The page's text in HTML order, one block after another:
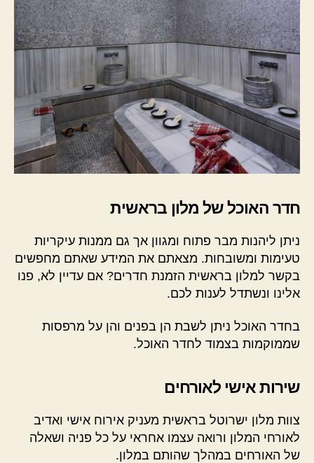
חדר האוכל של מלון בראשית
ניתן ליהנות מבר פתוח ומגוון אך גם ממנות עיקריות
טעימות ומשובחות. מצאתם את המידע שאתם מחפשים
בקשר למלון בראשית הזמנת חדרים? אם עדיין לא, פנו
אלינו ונשתדל לענות לכם.
בחדר האוכל ניתן לשבת הן בפנים והן על מרפסות
שממוקמות בצמוד לחדר האוכל.
שירות אישי לאורחים
צוות מלון ישרוטל בראשית מעניק אירוח אישי ואדיב
לאורחי המלון ורואה עצמו אחראי על כל פניה ושאלה
של האורחים במהלך שהותם במלון.